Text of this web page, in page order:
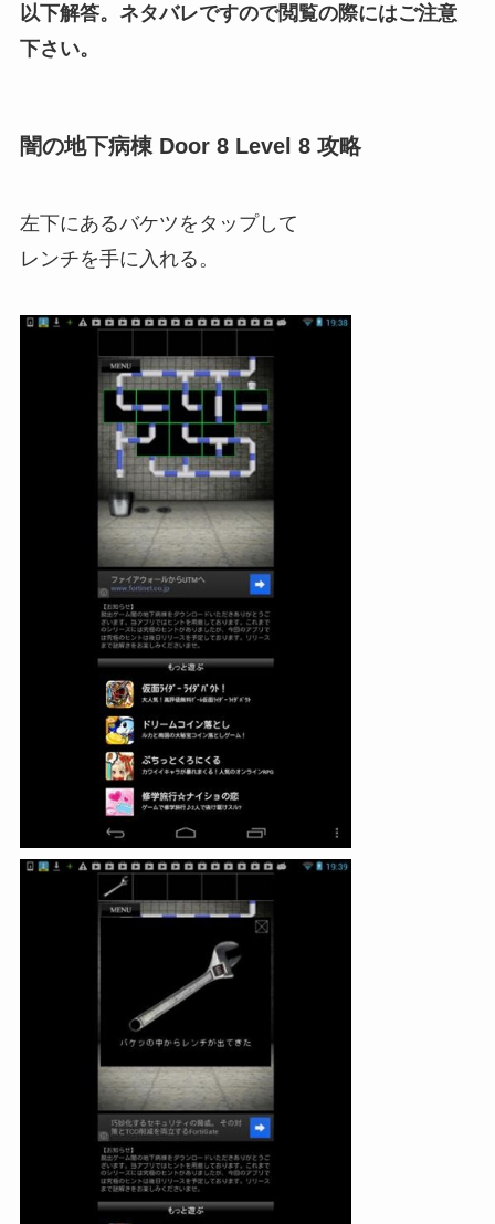
以下解答。ネタバレですので閲覧の際にはご注意
下さい。
闇の地下病棟 Door 8 Level 8 攻略
左下にあるバケツをタップして
レンチを手に入れる。